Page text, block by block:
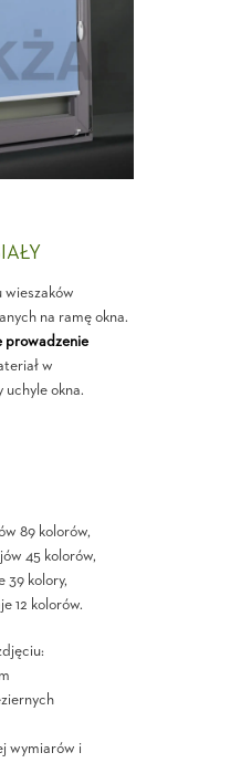
na ramę okna.
prowadzenie
w
uchyle okna.
89 kolorów,
45 kolorów,
39 kolory,
12 kolorów.
wymiarów i